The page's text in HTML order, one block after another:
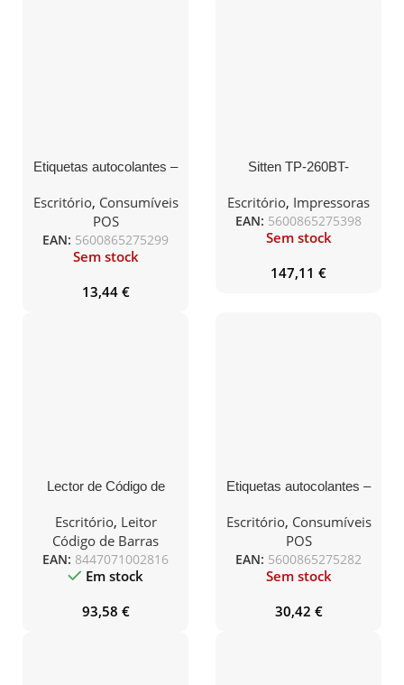
Etiquetas autocolantes –
1.000
Escritório, Consumíveis
POS
EAN: 5600865275299
Sem stock
13,44 €
Sitten TP-260BT-
80mm. Porta USB,
RS232, LAN e Bluetooth.
Corte automático.
Velocidade: 260mm/sec.
Escritório, Impressoras
EAN: 5600865275398
Sem stock
147,11 €
Lector de Código de
2D BR/ Bluetooth/ USB/
Radiofrecuencia
Escritório, Leitor
Código de Barras
EAN: 8447071002816
Em stock
93,58 €
Etiquetas autocolantes –
500
Escritório, Consumíveis
POS
EAN: 5600865275282
Sem stock
30,42 €